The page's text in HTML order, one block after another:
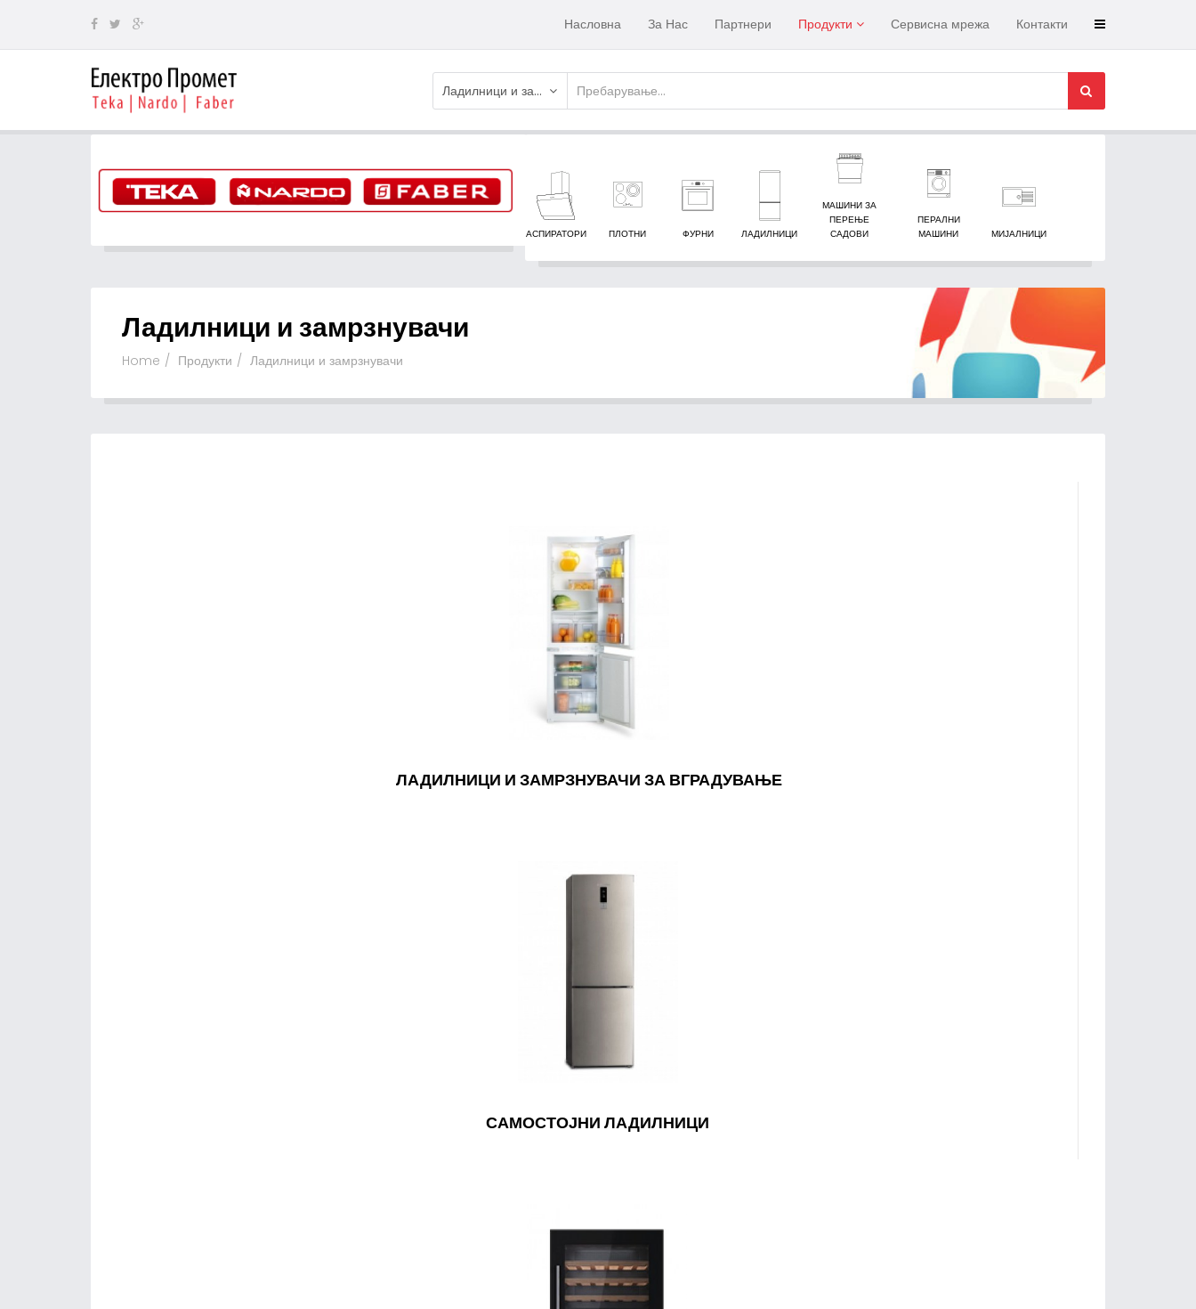
Насловна За Нас Партнери Продукти Сервисна мрежа Контакти
Ладилници и замрзнувачи
АСПИРАТОРИ ПЛОТНИ ФУРНИ ЛАДИЛНИЦИ
МАШИНИ ЗА
ПЕРЕЊЕ
САДОВИ
ПЕРАЛНИ
МАШИНИ
МИЈАЛНИЦИ
Ладилници и замрзнувачи
Home Продукти Ладилници и замрзнувачи
ЛАДИЛНИЦИ И ЗАМРЗНУВАЧИ ЗА ВГРАДУВАЊЕ
САМОСТОЈНИ ЛАДИЛНИЦИ